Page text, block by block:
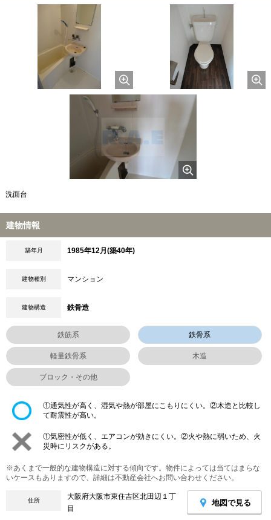
洗面台
建物情報
築年月 1985年12月(築40年)
建物種別 マンション
建物構造 鉄骨造
鉄筋系 鉄骨系
軽量鉄骨系 木造
ブロック・その他
①通気性が高く、湿気や熱が部屋にこもりにくい。②木造と比較し
て耐震性が高い。
①気密性が低く、エアコンが効きにくい。②火や熱に弱いため、火
災時にリスクがある。
※あくまで一般的な建物構造に対する傾向です。物件によっては当てはまらな
いケースもありますので、詳細は不動産会社へお問い合わせください。
住所
大阪府大阪市東住吉区北田辺１丁
目
地図で見る